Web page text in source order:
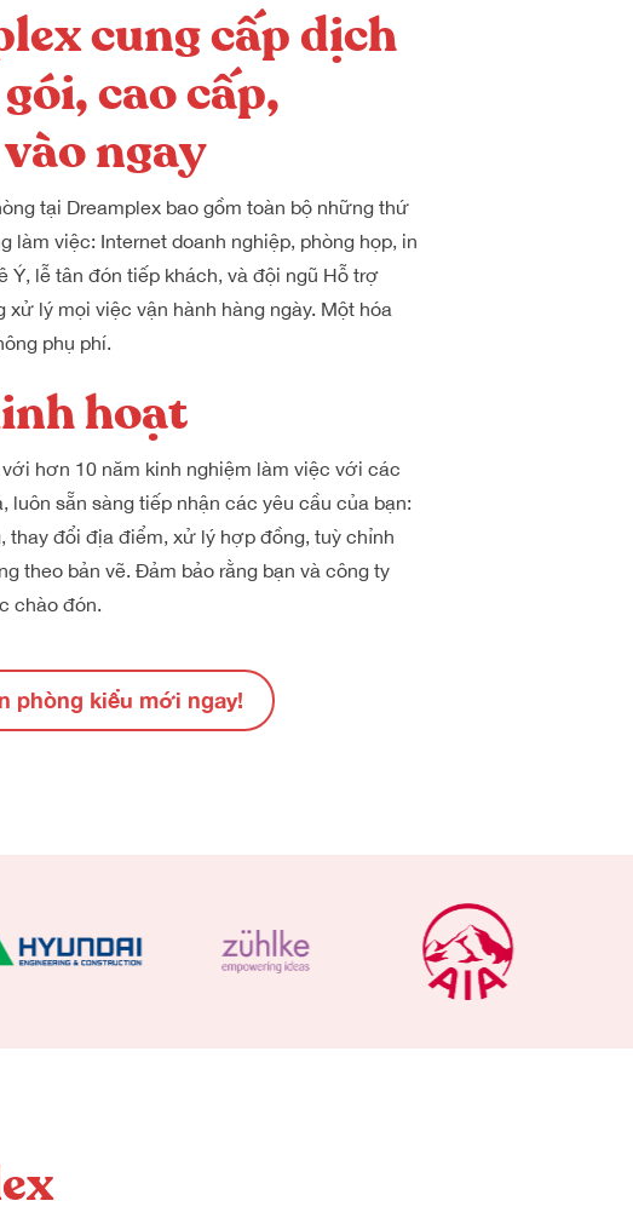
cung cấp dịch
cao cấp,
ngay
tại Dreamplex bao gồm toàn bộ những thứ
làm việc: Internet doanh nghiệp, phòng họp, in
Ý, lễ tân đón tiếp khách, và đội ngũ Hỗ trợ
xử lý mọi việc vận hành hàng ngày. Một hóa
phụ phí.
hoạt
hơn 10 năm kinh nghiệm làm việc với các
luôn sẵn sàng tiếp nhận các yêu cầu của bạn:
thay đổi địa điểm, xử lý hợp đồng, tuỳ chỉnh
theo bản vẽ. Đảm bảo rằng bạn và công ty
chào đón.
phòng kiểu mới ngay!